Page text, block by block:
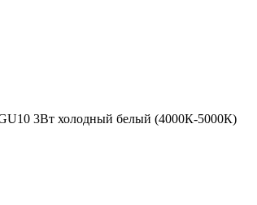
3Вт холодный белый (4000К-5000К)